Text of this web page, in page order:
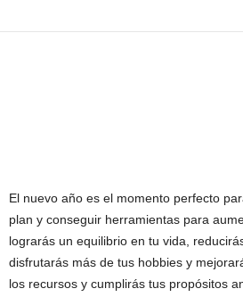
El nuevo año es el momento perfecto
plan y conseguir herramientas para
lograrás un equilibrio en tu vida,
disfrutarás más de tus hobbies y
los recursos y cumplirás tus propósitos